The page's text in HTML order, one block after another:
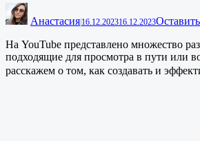
Анастасия 16.12.202316.12.2023
На YouTube представлено множество
подходящие для просмотра в пути или
расскажем о том, как создавать и